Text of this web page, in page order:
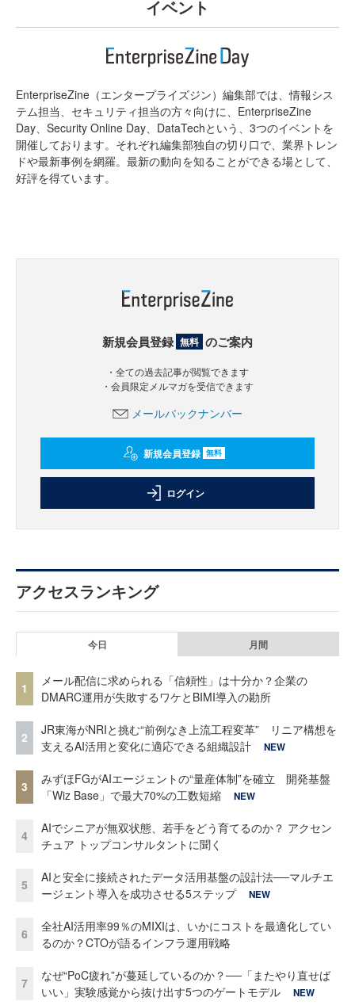
イベント
EnterpriseZine（エンタープライズジン）編集部では、情報シス
テム担当、セキュリティ担当の方々向けに、EnterpriseZine
Day、Security Online Day、DataTechという、3つのイベントを
開催しております。それぞれ編集部独自の切り口で、業界トレン
ドや最新事例を網羅。最新の動向を知ることができる場として、
好評を得ています。
新規会員登録 無料 のご案内
・全ての過去記事が閲覧できます
・会員限定メルマガを受信できます
メールバックナンバー
新規会員登録 無料
ログイン
アクセスランキング
今日 月間
1
メール配信に求められる「信頼性」は十分か？企業の
DMARC運用が失敗するワケとBIMI導入の勘所
2
JR東海がNRIと挑む“前例なき上流工程変革” リニア構想を
支えるAI活用と変化に適応できる組織設計
NEW
3
みずほFGがAIエージェントの“量産体制”を確立 開発基盤
「Wiz Base」で最大70%の工数短縮
NEW
4
AIでシニアが無双状態、若手をどう育てるのか？ アクセン
チュア トップコンサルタントに聞く
5
AIと安全に接続されたデータ活用基盤の設計法──マルチエ
ージェント導入を成功させる5ステップ
NEW
6
全社AI活用率99％のMIXIは、いかにコストを最適化してい
るのか？CTOが語るインフラ運用戦略
7
なぜ“PoC疲れ”が蔓延しているのか？──「またやり直せば
いい」実験感覚から抜け出す5つのゲートモデル
NEW